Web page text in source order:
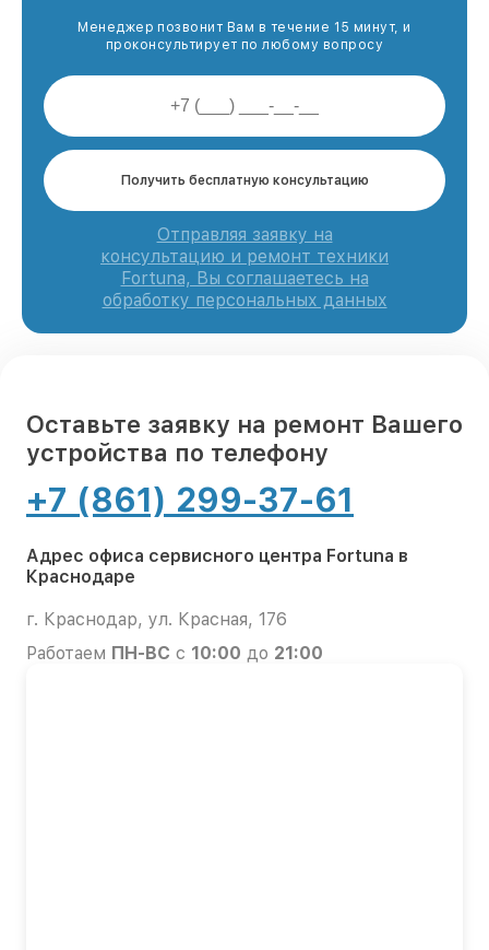
Менеджер позвонит Вам в течение 15 минут, и
проконсультирует по любому вопросу
Получить бесплатную консультацию
Отправляя заявку на
консультацию и ремонт техники
Fortuna, Вы соглашаетесь на
обработку персональных данных
Оставьте заявку на ремонт Вашего
устройства по телефону
+7 (861) 299-37-61
Адрес офиса сервисного центра Fortuna в
Краснодаре
г. Краснодар, ул. Красная, 176
Работаем ПН-ВС с 10:00 до 21:00